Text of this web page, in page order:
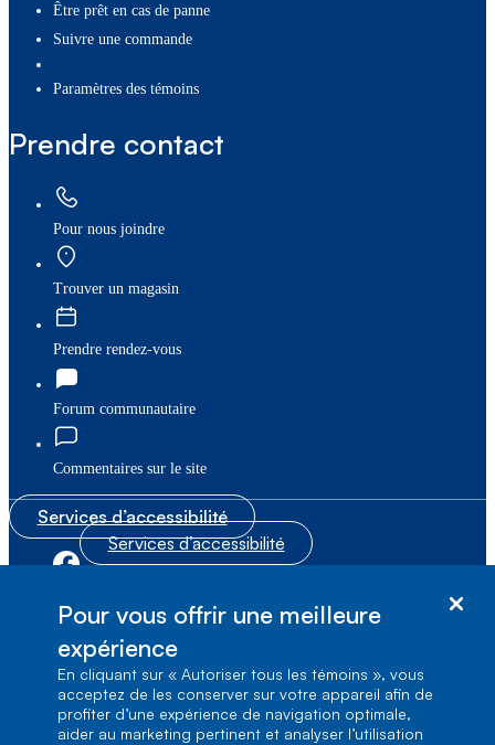
Être prêt en cas de panne
Suivre une commande
paramètres des témoins
Prendre contact
Pour nous joindre
Trouver un magasin
Prendre rendez-vous
Forum communautaire
Commentaires sur le site
Services d’accessibilité
Services d’accessibilité
1, carrefour Alexander-Graham-Bell, Aile A-7,
Verdun, Québec, H3E 3B3
Pour vous offrir une meilleure
expérience
En cliquant sur « Autoriser tous les témoins », vous
acceptez de les conserver sur votre appareil afin de
profiter d’une expérience de navigation optimale,
aider au marketing pertinent et analyser l’utilisation